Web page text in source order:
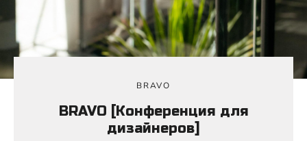
BRAVO
BRAVO [Конференция для
дизайнеров]